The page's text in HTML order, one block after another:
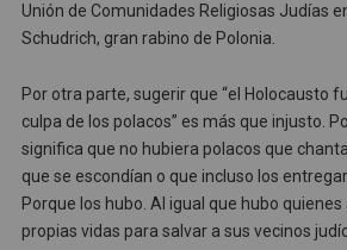
Unión de Comunidades Religiosas Judías
Schudrich, gran rabino de Polonia.
Por otra parte, sugerir que “el Holocausto
culpa de los polacos” es más que injusto.
significa que no hubiera polacos que
que se escondían o que incluso los
Porque los hubo. Al igual que hubo
propias vidas para salvar a sus vecinos